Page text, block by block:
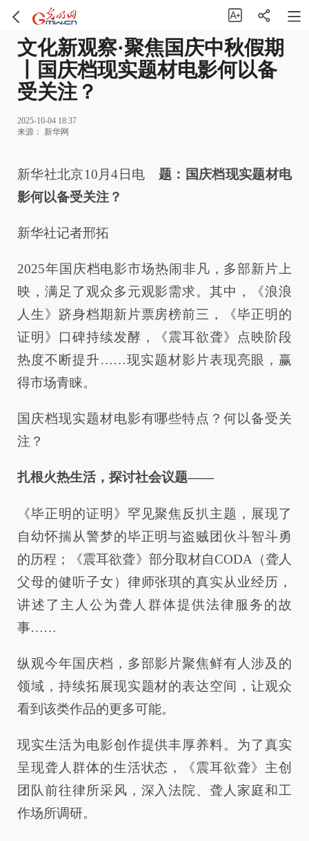
文化新观察·聚焦国庆中秋假期
丨国庆档现实题材电影何以备
受关注？
2025-10-04 18:37
来源： 新华网
新华社北京10月4日电 题：国庆档现实题材电
影何以备受关注？
新华社记者邢拓
2025年国庆档电影市场热闹非凡，多部新片上
映，满足了观众多元观影需求。其中，《浪浪
人生》跻身档期新片票房榜前三，《毕正明的
证明》口碑持续发酵，《震耳欲聋》点映阶段
热度不断提升……现实题材影片表现亮眼，赢
得市场青睐。
国庆档现实题材电影有哪些特点？何以备受关
注？
扎根火热生活，探讨社会议题——
《毕正明的证明》罕见聚焦反扒主题，展现了
自幼怀揣从警梦的毕正明与盗贼团伙斗智斗勇
的历程；《震耳欲聋》部分取材自CODA（聋人
父母的健听子女）律师张琪的真实从业经历，
讲述了主人公为聋人群体提供法律服务的故
事……
纵观今年国庆档，多部影片聚焦鲜有人涉及的
领域，持续拓展现实题材的表达空间，让观众
看到该类作品的更多可能。
现实生活为电影创作提供丰厚养料。为了真实
呈现聋人群体的生活状态，《震耳欲聋》主创
团队前往律所采风，深入法院、聋人家庭和工
作场所调研。